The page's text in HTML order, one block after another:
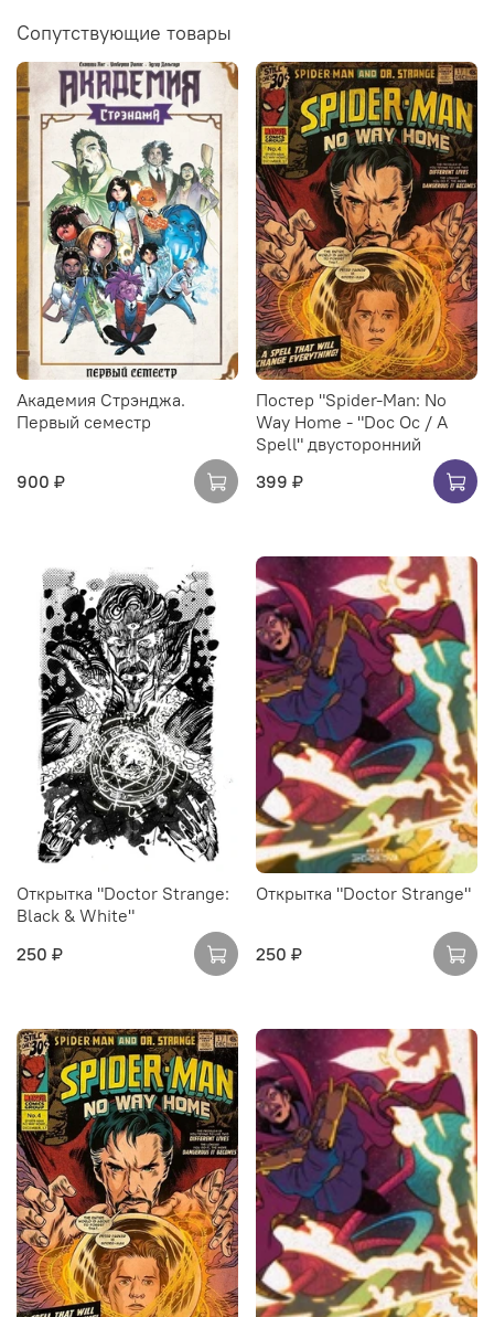
Сопутствующие товары
Академия Стрэнджа.
Первый семестр
900 ₽
Постер "Spider-Man: No
Way Home - "Doc Oc / A
Spell" двусторонний
399 ₽
Открытка "Doctor Strange:
Black & White"
250 ₽
Открытка "Doctor Strange"
250 ₽